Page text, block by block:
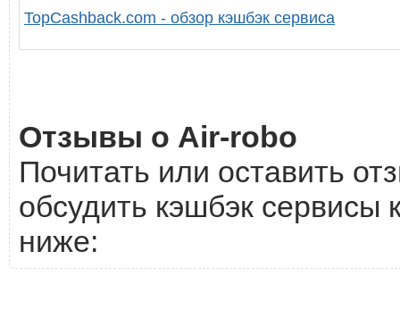
TopCashback.com - обзор кэшбэк сервиса
Отзывы о Air-robo
Почитать или оставить
обсудить кэшбэк сервисы
ниже: